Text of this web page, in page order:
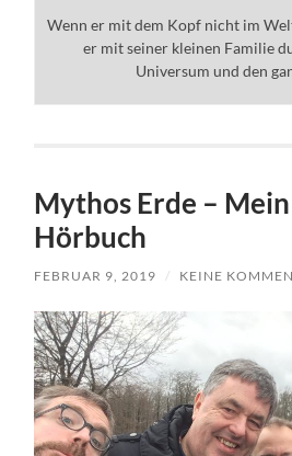
Wenn er mit dem Kopf nicht im
er mit seiner kleinen Familie
Universum und den
Mythos Erde –
Hörbuch
FEBRUAR 9, 2019 / KEINE